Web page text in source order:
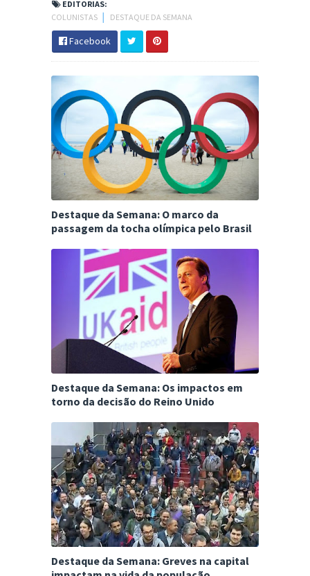
EDITORIAS:
COLUNISTAS
DESTAQUE DA SEMANA
Facebook
Destaque da Semana: O marco da
passagem da tocha olímpica pelo Brasil
Destaque da Semana: Os impactos em
torno da decisão do Reino Unido
Destaque da Semana: Greves na capital